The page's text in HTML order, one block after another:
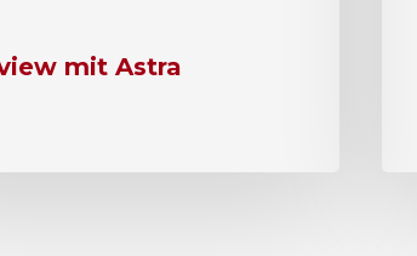
mit Astra